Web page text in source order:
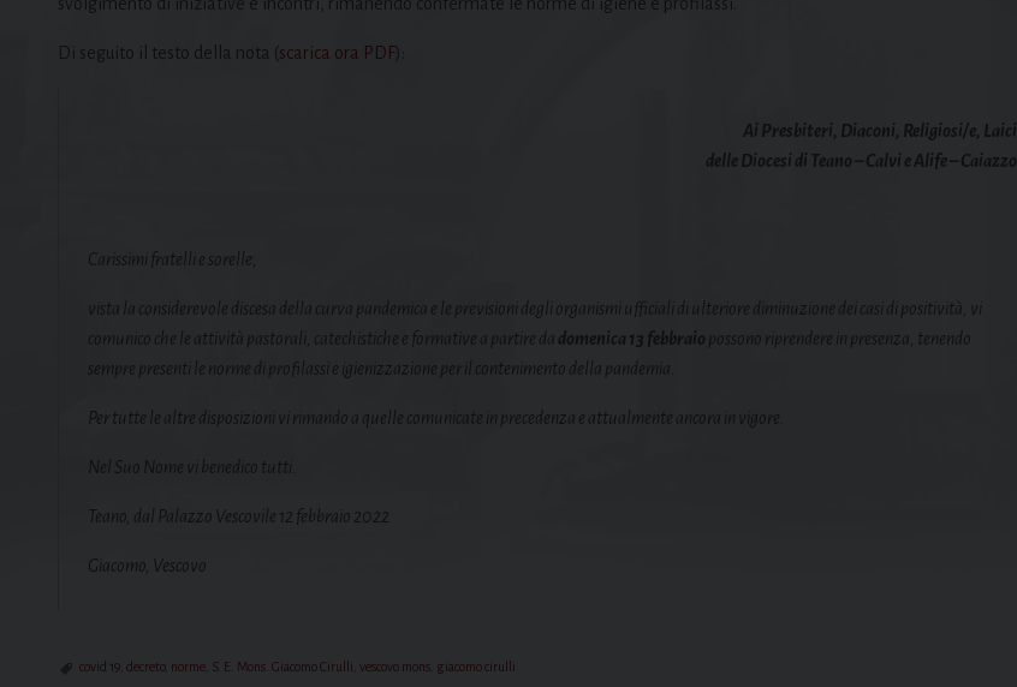
Di seguito il testo della nota (scarica ora PDF):
Ai Presbiteri, Diaconi, Religiosi/e, Laici
delle Diocesi di Teano – Calvi e Alife – Caiazzo
Carissimi fratelli e sorelle,
vista la considerevole discesa della curva pandemica e le previsioni degli organismi ufficiali di ulteriore diminuzione dei casi di positività, vi
comunico che le attività pastorali, catechistiche e formative a partire da domenica 13 febbraio possono riprendere in presenza, tenendo
sempre presenti le norme di profilassi e igienizzazione per il contenimento della pandemia.
Per tutte le altre disposizioni vi rimando a quelle comunicate in precedenza e attualmente ancora in vigore.
Nel Suo Nome vi benedico tutti.
Teano, dal Palazzo Vescovile 12 febbraio 2022
Giacomo, Vescovo
covid 19 decreto, norme S. E. Mons. Giacomo Cirulli vescovo mons. giacomo cirulli